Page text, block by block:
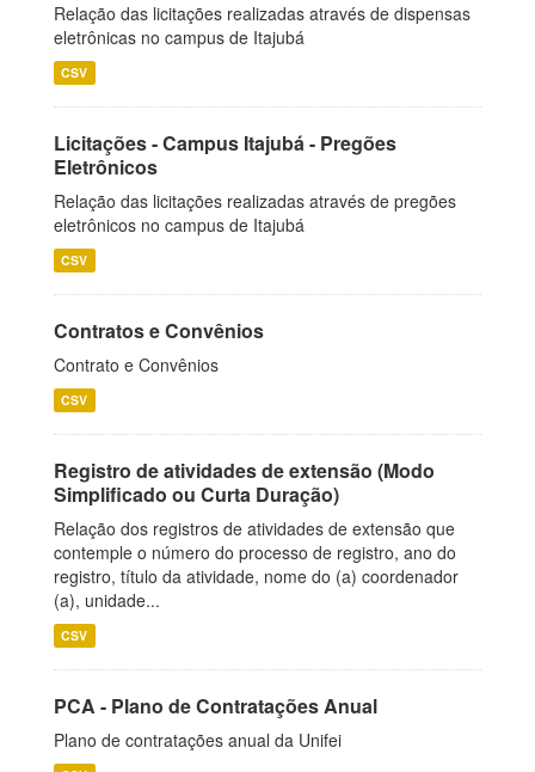
Relação das licitações realizadas através de dispensas
eletrônicas no campus de Itajubá
CSV
Licitações - Campus Itajubá - Pregões
Eletrônicos
Relação das licitações realizadas através de pregões
eletrônicos no campus de Itajubá
CSV
Contratos e Convênios
Contrato e Convênios
CSV
Registro de atividades de extensão (Modo
Simplificado ou Curta Duração)
Relação dos registros de atividades de extensão que
contemple o número do processo de registro, ano do
registro, título da atividade, nome do (a) coordenador
(a), unidade...
CSV
PCA - Plano de Contratações Anual
Plano de contratações anual da Unifei